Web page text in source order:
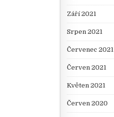
Září 2021
Srpen 2021
Červenec 2021
Červen 2021
Květen 2021
Červen 2020